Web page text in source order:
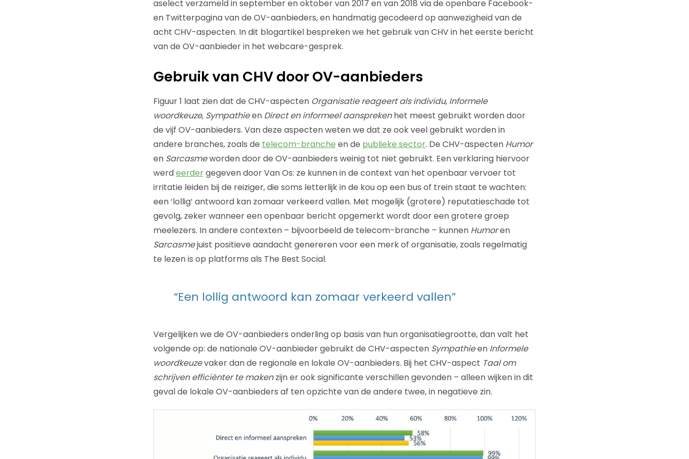
aselect verzameld in september en oktober van 2017 en van 2018 via de openbare Facebook-
en Twitterpagina van de OV-aanbieders, en handmatig gecodeerd op aanwezigheid van de
acht CHV-aspecten. In dit blogartikel bespreken we het gebruik van CHV in het eerste bericht
van de OV-aanbieder in het webcare-gesprek.
Gebruik van CHV door OV-aanbieders
Figuur 1 laat zien dat de CHV-aspecten Organisatie reageert als individu, Informele
woordkeuze, SympathieenDirect en informeel aansprekenhet meest gebruikt worden door
de vijf OV-aanbieders. Van deze aspecten weten we dat ze ook veel gebruikt worden in
andere branches, zoals de telecom-branche en de publieke sector. De CHV-aspecten Humor
en Sarcasmeworden door de OV-aanbieders weinig tot niet gebruikt. Een verklaring hiervoor
werdeerdergegeven door Van Os: ze kunnen in de context van het openbaar vervoer tot
irritatie leiden bij de reiziger, die soms letterlijk in de kou op een bus of trein staat te wachten:
een ‘lollig’ antwoord kan zomaar verkeerd vallen. Met mogelijk (grotere) reputatieschade tot
gevolg, zeker wanneer een openbaar bericht opgemerkt wordt door een grotere groep
meelezers. In andere contexten – bijvoorbeeld de telecom-branche – kunnen Humoren
Sarcasmejuist positieve aandacht genereren voor een merk of organisatie, zoals regelmatig
te lezen is op platforms als The Best Social.
“Een lollig antwoord kan zomaar verkeerd vallen”
Vergelijken we de OV-aanbieders onderling op basis van hun organisatiegrootte, dan valt het
volgende op: de nationale OV-aanbieder gebruikt de CHV-aspecten Sympathieen Informele
woordkeuzevaker dan de regionale en lokale OV-aanbieders. Bij het CHV-aspect Taal om
schrijven efficiënter te makenzijn er ook significante verschillen gevonden – alleen wijken in dit
geval de lokale OV-aanbieders af ten opzichte van de andere twee, in negatieve zin.